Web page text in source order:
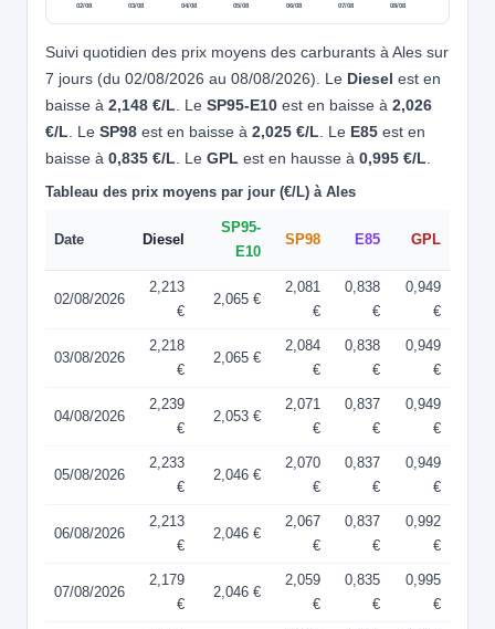
02/08
03/08
04/08
05/08
06/08
07/08
08/08
Suivi quotidien des prix moyens des carburants à Ales sur
7 jours (du 02/08/2026 au 08/08/2026). Le Diesel est en
baisse à 2,148 €/L. Le SP95-E10 est en baisse à 2,026
€/L. Le SP98 est en baisse à 2,025 €/L. Le E85 est en
baisse à 0,835 €/L. Le GPL est en hausse à 0,995 €/L.
Tableau des prix moyens par jour (€/L) à Ales
Date Diesel
SP95-
E10
SP98 E85 GPL
02/08/2026
2,213
€
2,065 €
2,081
€
0,838
€
0,949
€
03/08/2026
2,218
€
2,065 €
2,084
€
0,838
€
0,949
€
04/08/2026
2,239
€
2,053 €
2,071
€
0,837
€
0,949
€
05/08/2026
2,233
€
2,046 €
2,070
€
0,837
€
0,949
€
06/08/2026
2,213
€
2,046 €
2,067
€
0,837
€
0,992
€
07/08/2026
2,179
€
2,046 €
2,059
€
0,835
€
0,995
€